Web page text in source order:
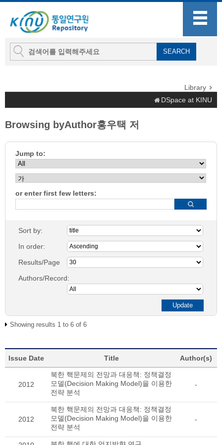
Library
DSpace at KINU
Browsing byAuthor홍우택 저
Jump to:
or enter first few letters:
Sort by:
In order:
Results/Page
Authors/Record:
Showing results 1 to 6 of 6
Issue Date Title Author(s)
2012
북한 핵문제의 전망과 대응책: 정책결정
모델(Decision Making Model)을 이용한
전략 분석
-
2012
북한 핵문제의 전망과 대응책: 정책결정
모델(Decision Making Model)을 이용한
전략 분석
-